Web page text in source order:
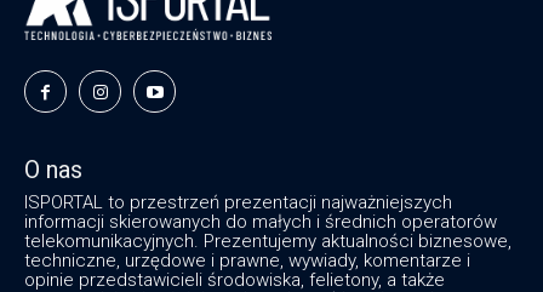
O nas
ISPORTAL to przestrzeń prezentacji najważniejszych
informacji skierowanych do małych i średnich operatorów
telekomunikacyjnych. Prezentujemy aktualności biznesowe,
techniczne, urzędowe i prawne, wywiady, komentarze i
opinie przedstawicieli środowiska, felietony, a także